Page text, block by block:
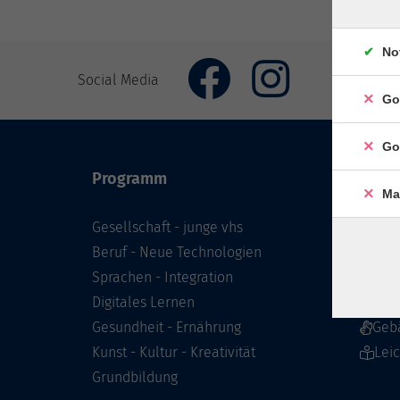
Social Media
Programm
Gesellschaft - junge vhs
Beruf - Neue Technologien
Sprachen - Integration
Digitales Lernen
Gesundheit - Ernährung
Kunst - Kultur - Kreativität
Grundbildung